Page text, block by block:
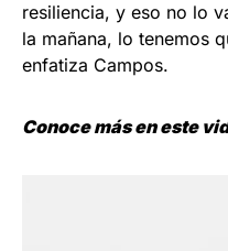
resiliencia, y eso no lo
la mañana, lo tenemos
enfatiza Campos.
Conoce más en este